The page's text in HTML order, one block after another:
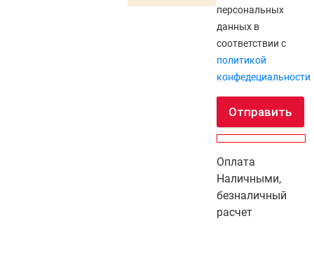
персональных
данных в
соответствии с
политикой
конфедециальности
Отправить
Оплата
Наличными,
безналичный
расчет